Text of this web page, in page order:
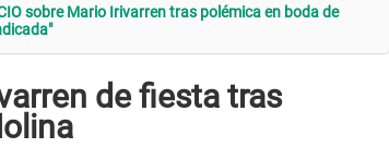
sobre Mario Irivarren tras polémica en boda de
de fiesta tras